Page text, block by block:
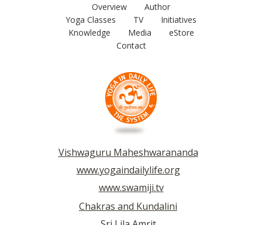
Overview
Author
Yoga Classes
TV
Initiatives
Knowledge
Media
eStore
Contact
Vishwaguru Maheshwarananda
www.yogaindailylife.org
www.swamiji.tv
Chakras and Kundalini